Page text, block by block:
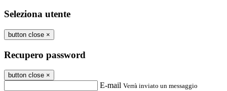
Seleziona utente
button close ×
Recupero password
button close ×
E-mail Verrà inviato un messaggio